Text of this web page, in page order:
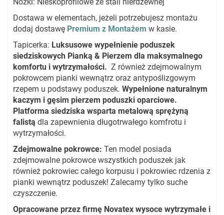
Dostawa w elementach, jeżeli potrzebujesz montażu
dodaj dostawę Premium z Montażem w kasie.
Tapicerka: Luksusowe wypełnienie poduszek
siedziskowych Pianką & Pierzem dla maksymalnego
komfortu i wytrzymałości. Z również zdejmowalnym
pokrowcem pianki wewnątrz oraz antypoślizgowym
rzepem u podstawy poduszek. Wypełnione naturalnym
kaczym i gęsim pierzem poduszki oparciowe.
Platforma siedziska wsparta metalową sprężyną
falistą dla zapewnienia długotrwałego komfrotu i
wytrzymałości.
Zdejmowalne pokrowce: Ten model posiada
zdejmowalne pokrowce wszystkich poduszek jak
również pokrowiec całego korpusu i pokrowiec rdzenia z
pianki wewnątrz poduszek! Zalecamy tylko suche
czyszczenie.
Opracowane przez firmę Novatex wysoce wytrzymałe i